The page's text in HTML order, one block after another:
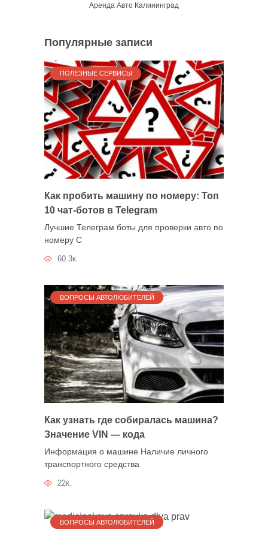
Аренда Авто Калининград
Популярные записи
ПОЛЕЗНЫЕ СЕРВИСЫ
Как пробить машину по номеру: Топ
10 чат-ботов в Telegram
Лучшие Телеграм боты для проверки авто по
номеру С
60.3к.
ВОПРОСЫ АВТОЛЮБИТЕЛЕЙ
Как узнать где собиралась машина?
Значение VIN — кода
Информация о машине Наличие личного
транспортного средства
22к.
ВОПРОСЫ АВТОЛЮБИТЕЛЕЙ